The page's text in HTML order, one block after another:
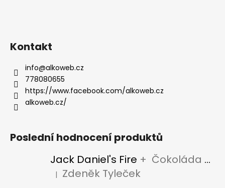
Kontakt
info@alkoweb.cz
778080655
https://www.facebook.com/alkoweb.cz
alkoweb.cz/
Poslední hodnocení produktů
Jack Daniel's Fire + Čokoláda Jack Daniel's
Hodnocení produktu je 5 z 5 hvězdiček.
| Zdeněk Tyleček